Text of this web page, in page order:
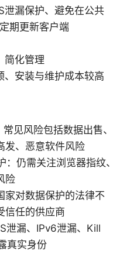
漏保护、避免在公共
期更新客户端
简化管理
、安装与维护成本较高
见风险包括数据出售、
发、恶意软件风险
仍需关注浏览器指纹、
险
家对数据保护的法律不
信任的供应商
泄漏、IPv6泄漏、Kill
真实身份